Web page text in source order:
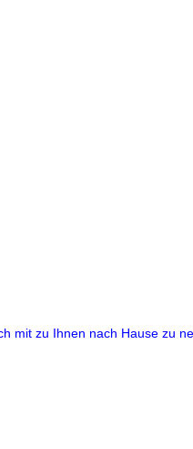
mit zu Ihnen nach Hause zu